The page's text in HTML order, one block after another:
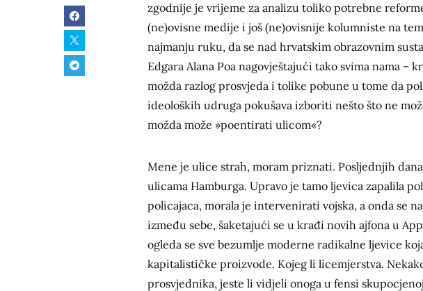
zgodnije je vrijeme za analizu toliko potrebne
(ne)ovisne medije i još (ne)ovisnije kolumniste na
najmanju ruku, da se nad hrvatskim obrazovnim
Edgara Alana Poa nagovještajući tako svima nama –
možda razlog prosvjeda i tolike pobune u tome da
ideoloških udruga pokušava izboriti nešto što ne
možda može »poentirati ulicom«?
Mene je ulice strah, moram priznati. Posljednjih
ulicama Hamburga. Upravo je tamo ljevica zapalila
policajaca, morala je intervenirati vojska, a onda se
između sebe, šaketajući se u krađi novih ajfona u
ogleda se sve bezumlje moderne radikalne ljevice
kapitalističke proizvode. Kojeg li licemjerstva.
prosvjednika, jeste li vidjeli onoga u fensi